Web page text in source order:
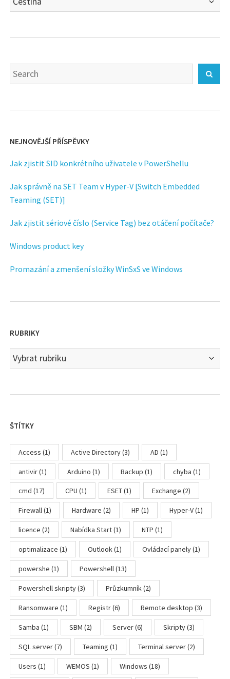
Search
for:
NEJNOVĚJŠÍ PŘÍSPĚVKY
Jak zjistit SID konkrétního uživatele v PowerShellu
Jak správně na SET Team v Hyper-V [Switch Embedded
Teaming (SET)]
Jak zjistit sériové číslo (Service Tag) bez otáčení počítače?
Windows product key
Promazání a zmenšení složky WinSxS ve Windows
RUBRIKY
Rubriky
ŠTÍTKY
Access (1) Active Directory(3) AD (1)
antivir(1) Arduino (1) Backup (1) chyba (1)
cmd (17) CPU (1) ESET(1) Exchange (2)
Firewall(1) Hardware (2) HP (1) Hyper-V(1)
licence (2) Nabídka Start(1) NTP (1)
optimalizace (1) Outlook(1) Ovládací panely(1)
powershe (1) Powershell(13)
Powershell skripty(3) Průzkumník(2)
Ransomware (1) Registr(6) Remote desktop (3)
Samba (1) SBM (2) Server(6) Skripty(3)
SQL server(7) Teaming (1) Terminal server(2)
Users (1) WEMOS (1) Windows (18)